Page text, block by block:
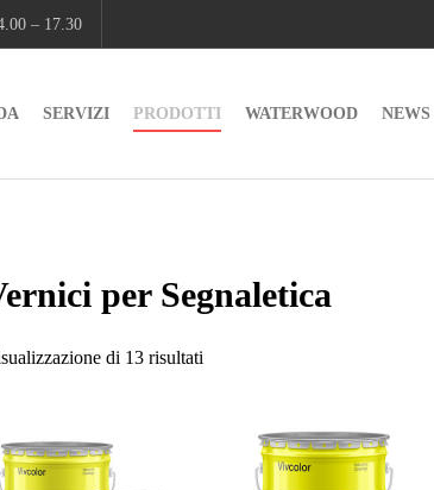
– 17.30
SERVIZI PRODOTTI WATERWOOD NEWS
per Segnaletica
di 13 risultati